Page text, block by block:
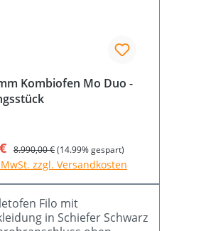
Kombiofen Mo Duo -
Regulärer Preis:
8.990,00 €(14.99% gespart)
zzgl. Versandkosten